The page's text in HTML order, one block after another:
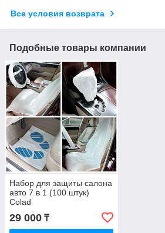
Все условия возврата
Подобные товары компании
Набор для защиты салона
авто 7 в 1 (100 штук)
Colad
29 000 ₸